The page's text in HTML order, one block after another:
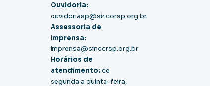
Ouvidoria:
ouvidoriasp@sincorsp.org.br
Assessoria de
Imprensa:
imprensa@sincorsp.org.br
Horários de
atendimento: de
segunda a quinta-feira,